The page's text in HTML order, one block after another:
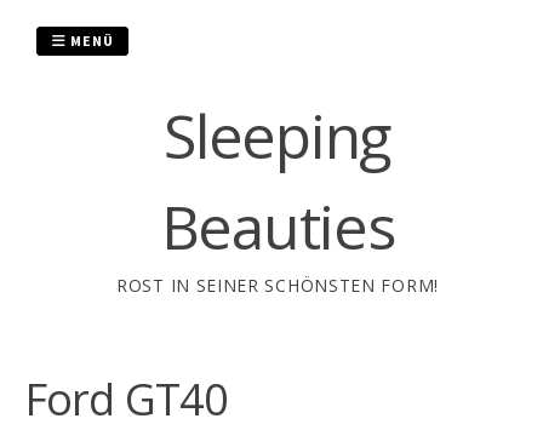
Sleeping
Beauties
ROST IN SEINER SCHÖNSTEN FORM!
MENÜ
Ford GT40